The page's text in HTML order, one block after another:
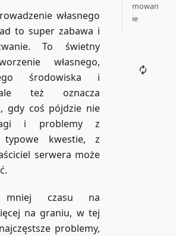
własnego
to super zabawa i
To świetny
własnego,
środowiska i
ale też oznacza
gdy coś pójdzie nie
i problemy z
kwestie, z
serwera może
mniej czasu na
na graniu, w tej
problemy,
mowan
ie